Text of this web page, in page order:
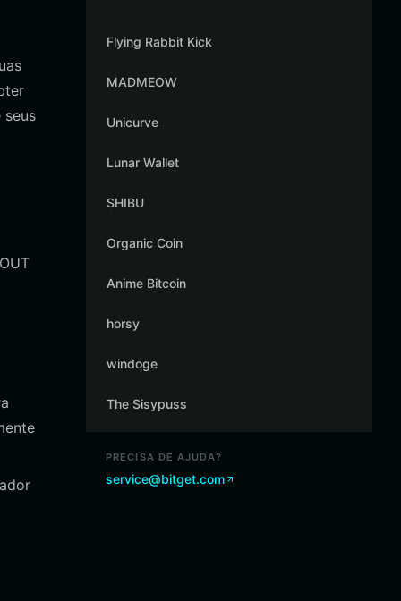
seus
Flying Rabbit Kick
MADMEOW
Unicurve
Lunar Wallet
SHIBU
Organic Coin
Anime Bitcoin
horsy
windoge
The Sisypuss
PRECISA DE AJUDA?
service@bitget.com